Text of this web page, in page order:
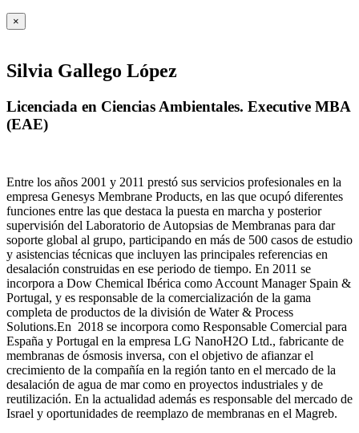
×
Silvia Gallego López
Licenciada en Ciencias Ambientales. Executive MBA
(EAE)
Entre los años 2001 y 2011 prestó sus servicios profesionales en la
empresa Genesys Membrane Products, en las que ocupó diferentes
funciones entre las que destaca la puesta en marcha y posterior
supervisión del Laboratorio de Autopsias de Membranas para dar
soporte global al grupo, participando en más de 500 casos de estudio
y asistencias técnicas que incluyen las principales referencias en
desalación construidas en ese periodo de tiempo. En 2011 se
incorpora a Dow Chemical Ibérica como Account Manager Spain &
Portugal, y es responsable de la comercialización de la gama
completa de productos de la división de Water & Process
Solutions.En 2018 se incorpora como Responsable Comercial para
España y Portugal en la empresa LG NanoH2O Ltd., fabricante de
membranas de ósmosis inversa, con el objetivo de afianzar el
crecimiento de la compañía en la región tanto en el mercado de la
desalación de agua de mar como en proyectos industriales y de
reutilización. En la actualidad además es responsable del mercado de
Israel y oportunidades de reemplazo de membranas en el Magreb.